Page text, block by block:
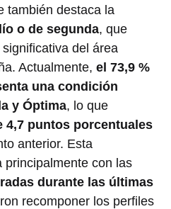
también destaca la
o de segunda, que
del área
Actualmente, el 73,9 %
una condición
y Óptima, lo que
4,7 puntos porcentuales
anterior. Esta
principalmente con las
durante las últimas
recomponer los perfiles